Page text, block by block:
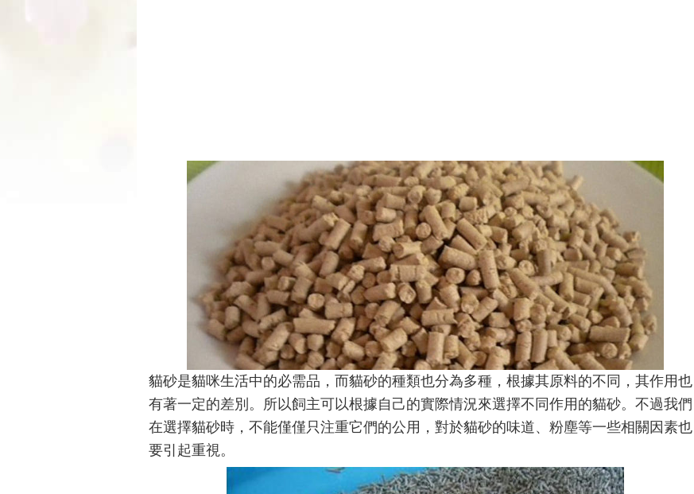
貓砂是貓咪生活中的必需品，而貓砂的種類也分為多種，根據其原料的不同，其作用也
有著一定的差別。所以飼主可以根據自己的實際情況來選擇不同作用的貓砂。不過我們
在選擇貓砂時，不能僅僅只注重它們的公用，對於貓砂的味道、粉塵等一些相關因素也
要引起重視。